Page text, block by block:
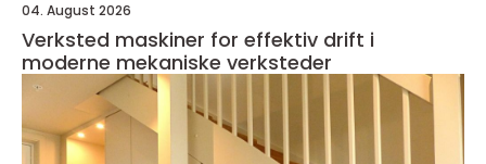
04. August 2026
Verksted maskiner for effektiv drift i
moderne mekaniske verksteder